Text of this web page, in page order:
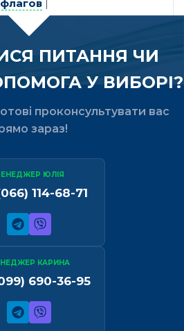
ПИТАННЯ ЧИ
У ВИБОРІ?
проконсультувати вас
зараз!
ЮЛІЯ
114-68-71
КАРИНА
690-36-95